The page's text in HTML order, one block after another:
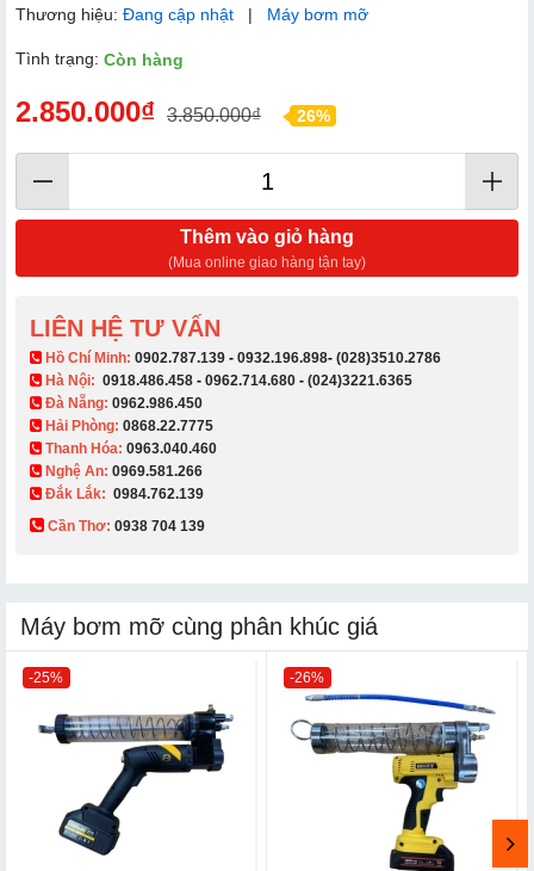
Thương hiệu: Đang cập nhật | Máy bơm mỡ
Tình trạng: Còn hàng
2.850.000₫ 3.850.000₫ 26%
Thêm vào giỏ hàng
(Mua online giao hàng tận tay)
LIÊN HỆ TƯ VẤN
​ Hồ Chí Minh: 0902.787.139 - 0932.196.898- (028)3510.2786
Hà Nội: 0918.486.458 - 0962.714.680 - (024)3221.6365
Đà Nẵng: 0962.986.450
Hải Phòng: 0868.22.7775
Thanh Hóa: 0963.040.460
Nghệ An: 0969.581.266
Đắk Lắk: 0984.762.139
Cần Thơ: 0938 704 139​
Máy bơm mỡ cùng phân khúc giá
-25% -26%